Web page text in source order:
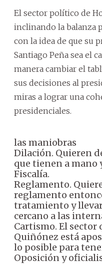
El sector político de
inclinando la balanza
con la idea de que su
Santiago Peña sea el
manera cambiar el
sus decisiones al
miras a lograr una
presidenciales.
las maniobras
Dilación. Quieren
que tienen a mano
Fiscalía.
Reglamento.
reglamento
tratamiento y
cercano a las
Cartismo. El sector
Quiñónez está
lo posible para
Oposición y